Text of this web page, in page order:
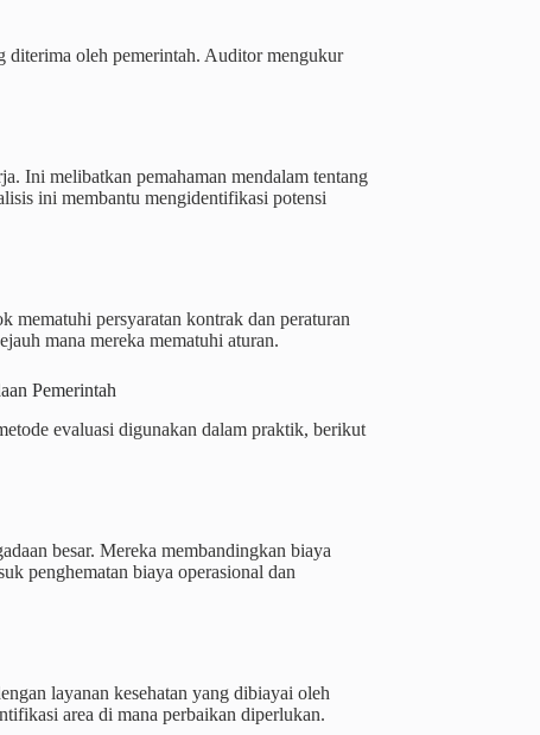
diterima oleh pemerintah. Auditor mengukur
Ini melibatkan pemahaman mendalam tentang
ini membantu mengidentifikasi potensi
mematuhi persyaratan kontrak dan peraturan
mana mereka mematuhi aturan.
Pemerintah
evaluasi digunakan dalam praktik, berikut
besar. Mereka membandingkan biaya
penghematan biaya operasional dan
layanan kesehatan yang dibiayai oleh
area di mana perbaikan diperlukan.